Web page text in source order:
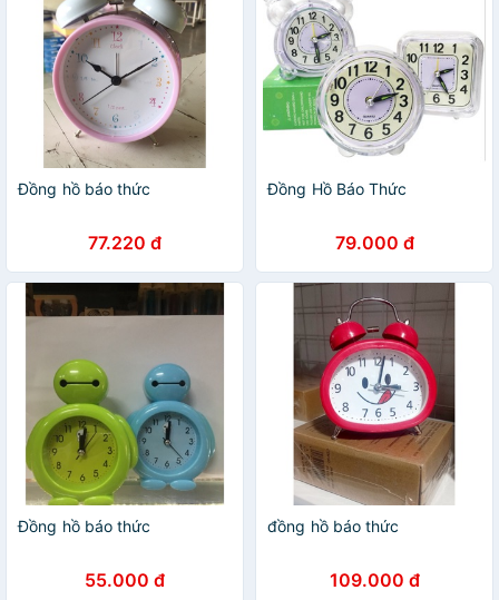
Đồng hồ báo thức
77.220 đ
Đồng Hồ Báo Thức
79.000 đ
Đồng hồ báo thức
55.000 đ
đồng hồ báo thức
109.000 đ